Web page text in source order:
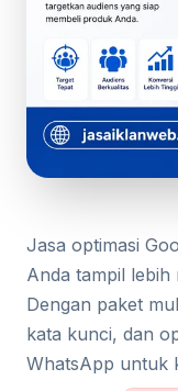
Jasa optimasi
Anda tampil
Dengan paket
kata kunci, dan
WhatsApp untuk